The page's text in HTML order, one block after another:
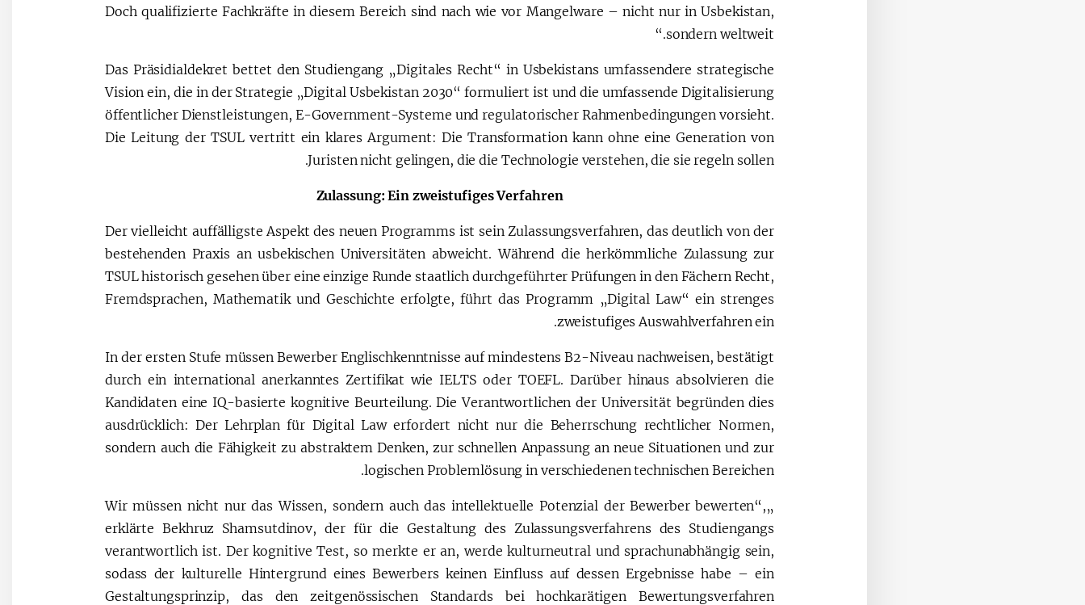
Doch qualifizierte Fachkräfte in diesem Bereich sind nach wie vor Mangelware – nicht nur in Usbekistan,
sondern weltweit.“
Das Präsidialdekret bettet den Studiengang „Digitales Recht“ in Usbekistans umfassendere strategische
Vision ein, die in der Strategie „Digital Usbekistan 2030“ formuliert ist und die umfassende Digitalisierung
öffentlicher Dienstleistungen, E-Government-Systeme und regulatorischer Rahmenbedingungen vorsieht.
Die Leitung der TSUL vertritt ein klares Argument: Die Transformation kann ohne eine Generation von
Juristen nicht gelingen, die die Technologie verstehen, die sie regeln sollen.
Zulassung: Ein zweistufiges Verfahren
Der vielleicht auffälligste Aspekt des neuen Programms ist sein Zulassungsverfahren, das deutlich von der
bestehenden Praxis an usbekischen Universitäten abweicht. Während die herkömmliche Zulassung zur
TSUL historisch gesehen über eine einzige Runde staatlich durchgeführter Prüfungen in den Fächern Recht,
Fremdsprachen, Mathematik und Geschichte erfolgte, führt das Programm „Digital Law“ ein strenges
zweistufiges Auswahlverfahren ein.
In der ersten Stufe müssen Bewerber Englischkenntnisse auf mindestens B2-Niveau nachweisen, bestätigt
durch ein international anerkanntes Zertifikat wie IELTS oder TOEFL. Darüber hinaus absolvieren die
Kandidaten eine IQ-basierte kognitive Beurteilung. Die Verantwortlichen der Universität begründen dies
ausdrücklich: Der Lehrplan für Digital Law erfordert nicht nur die Beherrschung rechtlicher Normen,
sondern auch die Fähigkeit zu abstraktem Denken, zur schnellen Anpassung an neue Situationen und zur
logischen Problemlösung in verschiedenen technischen Bereichen.
„Wir müssen nicht nur das Wissen, sondern auch das intellektuelle Potenzial der Bewerber bewerten“,
erklärte Bekhruz Shamsutdinov, der für die Gestaltung des Zulassungsverfahrens des Studiengangs
verantwortlich ist. Der kognitive Test, so merkte er an, werde kulturneutral und sprachunabhängig sein,
sodass der kulturelle Hintergrund eines Bewerbers keinen Einfluss auf dessen Ergebnisse habe – ein
Gestaltungsprinzip, das den zeitgenössischen Standards bei hochkarätigen Bewertungsverfahren